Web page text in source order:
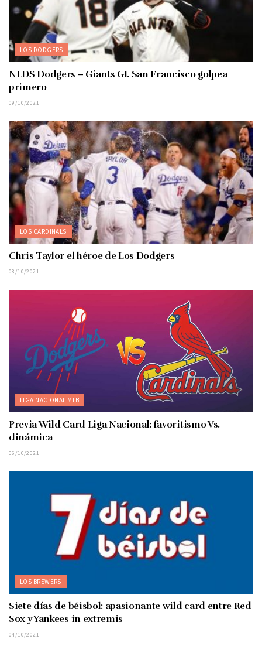
LOS DODGERS
NLDS Dodgers – Giants GI. San Francisco golpea
primero
09/10/2021
LOS CARDINALS
Chris Taylor el héroe de Los Dodgers
08/10/2021
LIGA NACIONAL MLB
Previa Wild Card Liga Nacional: favoritismo Vs.
dinámica
06/10/2021
LOS BREWERS
Siete días de béisbol: apasionante wild card entre Red
Sox y Yankees in extremis
04/10/2021